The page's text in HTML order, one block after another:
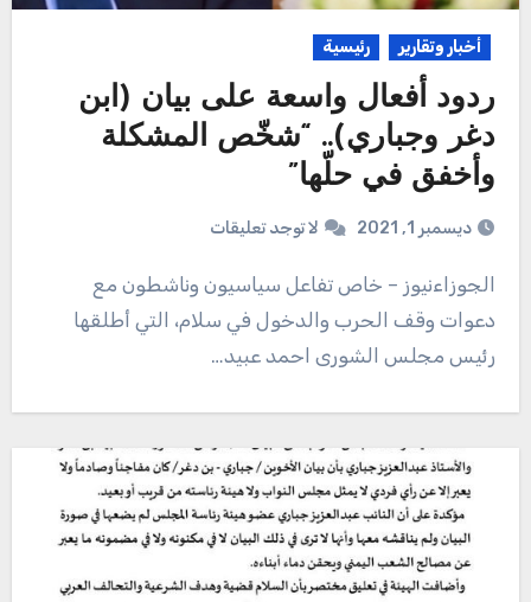
أخبار وتقارير رئيسية
ردود أفعال واسعة على بيان (ابن
دغر وجباري).. “شخّص المشكلة
وأخفق في حلّها”
ديسمبر 1, 2021 لا توجد تعليقات
الجوزاءنيوز – خاص تفاعل سياسيون وناشطون مع
دعوات وقف الحرب والدخول في سلام، التي أطلقها
رئيس مجلس الشورى احمد عبيد…